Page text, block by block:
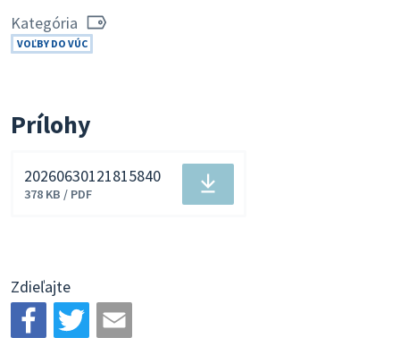
Kategória
VOĽBY DO VÚC
Prílohy
Stiahnuť
20260630121815840
378 KB / PDF
Zdieľajte